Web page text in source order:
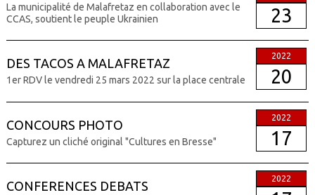
La municipalité de Malafretaz en collaboration avec le
CCAS, soutient le peuple Ukrainien
23
DES TACOS A MALAFRETAZ
1er RDV le vendredi 25 mars 2022 sur la place centrale
2022
20
CONCOURS PHOTO
Capturez un cliché original "Cultures en Bresse"
2022
17
CONFERENCES DEBATS
2022